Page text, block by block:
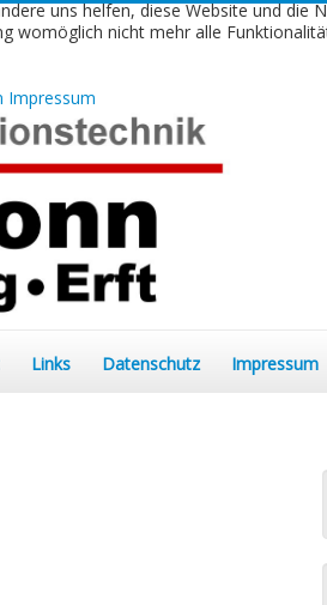
Links Datenschutz Impressum
uns helfen, diese Website und die
womöglich nicht mehr alle
Impressum